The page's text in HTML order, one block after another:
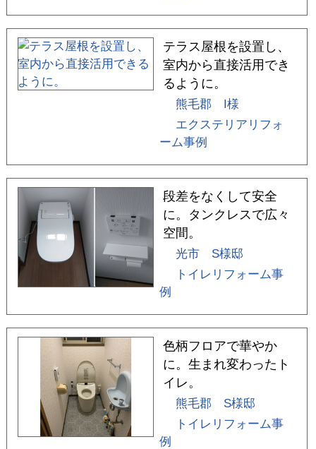
テラス屋根を設置し、
室内から直接活用でき
るように。
熊毛郡 I様
エクステリアリフォ
ーム事例
段差をなくして安全
に。タンクレスで広々
空間。
光市 S様邸
トイレリフォーム事
例
色柄フロアで華やか
に。生まれ変わったト
イレ。
熊毛郡 S様邸
トイレリフォーム事
例